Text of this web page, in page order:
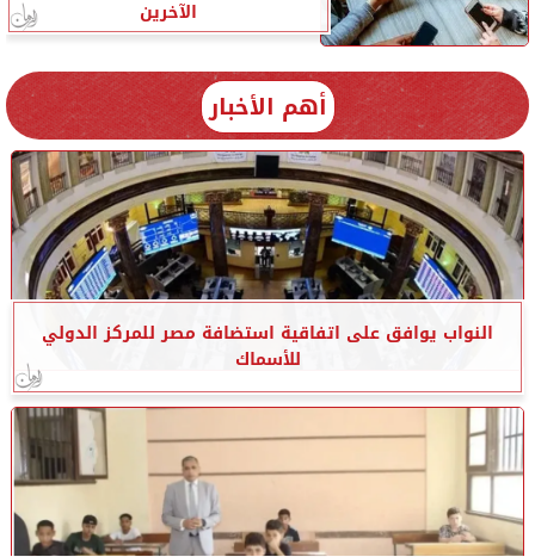
الآخرين
أهم الأخبار
النواب يوافق على اتفاقية استضافة مصر للمركز الدولي
للأسماك